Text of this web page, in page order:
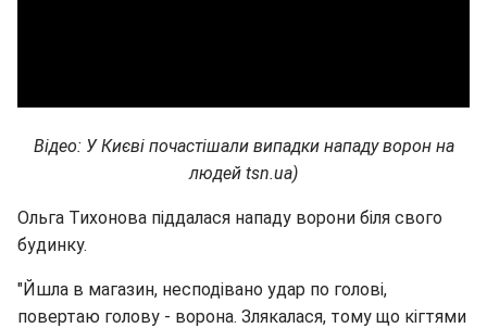
Відео: У Києві почастішали випадки нападу ворон на
людей tsn.ua)
Ольга Тихонова піддалася нападу ворони біля свого
будинку.
"Йшла в магазин, несподівано удар по голові,
повертаю голову - ворона. Злякалася, тому що кігтями